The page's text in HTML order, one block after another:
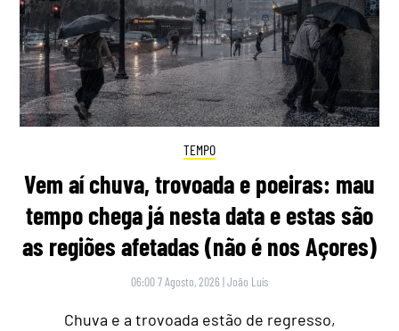
TEMPO
Vem aí chuva, trovoada e poeiras: mau
tempo chega já nesta data e estas são
as regiões afetadas (não é nos Açores)
06:00 7 Agosto, 2026 |João Luís
Chuva e a trovoada estão de regresso,